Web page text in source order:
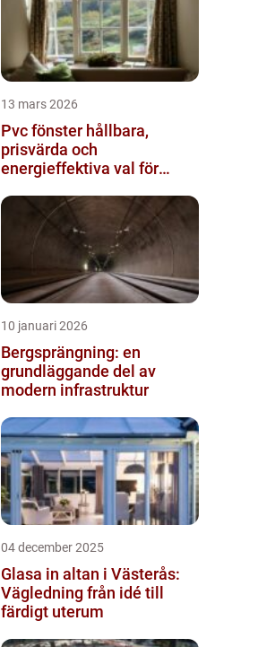
13 mars 2026
Pvc fönster hållbara,
prisvärda och
energieffektiva val för
10 januari 2026
Bergsprängning: en
grundläggande del av
modern infrastruktur
04 december 2025
Glasa in altan i Västerås:
Vägledning från idé till
färdigt uterum